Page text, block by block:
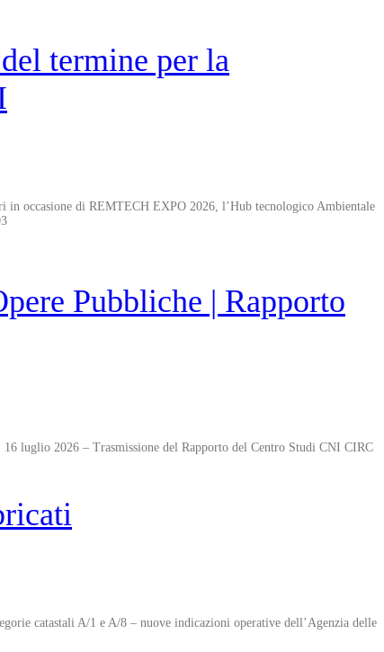
termine per la
in occasione di REMTECH EXPO 2026, l’Hub tecnologico Ambientale
Pubbliche | Rapporto
luglio 2026 – Trasmissione del Rapporto del Centro Studi CNI CIRC
catastali A/1 e A/8 – nuove indicazioni operative dell’Agenzia delle